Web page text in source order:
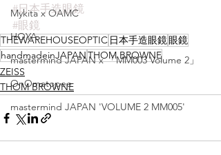
Mykita x OAMC
HOYA
mastermind JAPAN x 「MM003 Volume 2」
OnOmatopee
mastermind JAPAN 'VOLUME 2 MM005'
#日本手造眼鏡
#眼鏡
THEWAREHOUSEOPTIC 日本手造眼鏡眼鏡
handmadeinJAPANTHOM BROWNE
ZEISS
THOM BROWNE